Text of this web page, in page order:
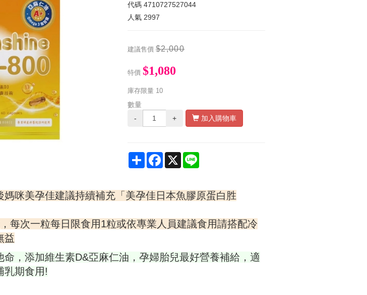
代碼 4710727527044
人氣 2997
建議售價 $2,000
特價 $1,080
庫存限量 10
數量
-
+ 加入購物車
ShareFacebook
X Line
媽咪美孕佳建議持續補充「美孕佳日本魚膠原蛋白胜
每次一粒每日限食用1粒或依專業人員建議食用請搭配冷
益
命，添加維生素D&亞麻仁油，孕婦胎兒最好營養補給，適
乳期食用!